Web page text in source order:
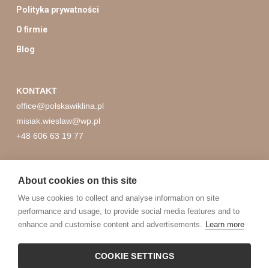
Polityka prywatności
O firmie
Blog
KONTAKT
office@polskawiklina.pl
misiak.wieslaw@wp.pl
+48 606 63 19 77
HURTOWNIA POLSKA WIKLINA
37-420 Rudnik nad Sanem
About cookies on this site
We use cookies to collect and analyse information on site
performance and usage, to provide social media features and to
enhance and customise content and advertisements. Learn more
COOKIE SETTINGS